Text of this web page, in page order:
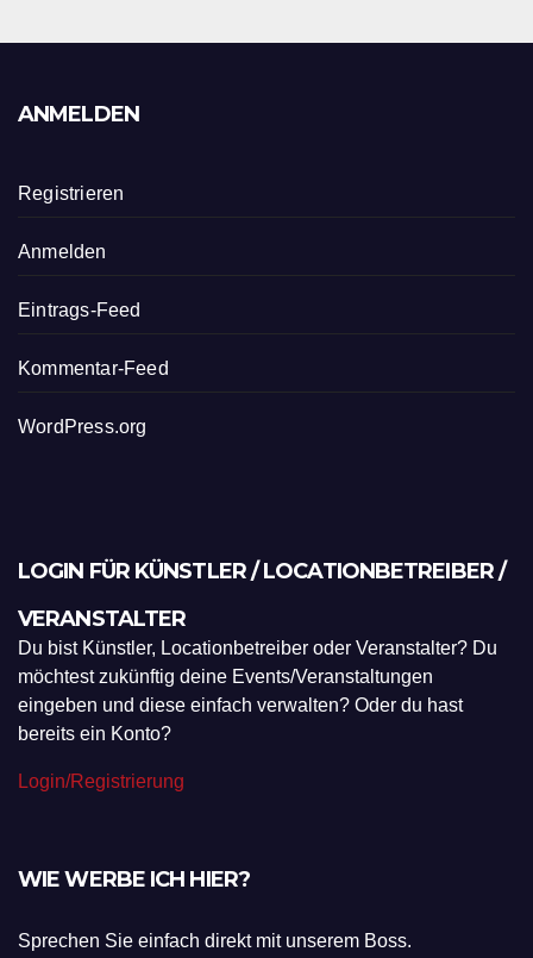
ANMELDEN
Registrieren
Anmelden
Eintrags-Feed
Kommentar-Feed
WordPress.org
LOGIN FÜR KÜNSTLER / LOCATIONBETREIBER /
VERANSTALTER
Du bist Künstler, Locationbetreiber oder Veranstalter? Du
möchtest zukünftig deine Events/Veranstaltungen
eingeben und diese einfach verwalten? Oder du hast
bereits ein Konto?
Login/Registrierung
WIE WERBE ICH HIER?
Sprechen Sie einfach direkt mit unserem Boss.